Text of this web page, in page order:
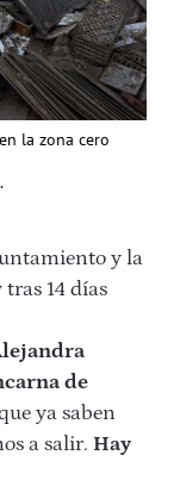
la zona cero
y la
14 días
de
ya saben
a salir. Hay